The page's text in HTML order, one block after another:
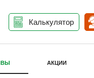
Калькулятор
АКЦИИ